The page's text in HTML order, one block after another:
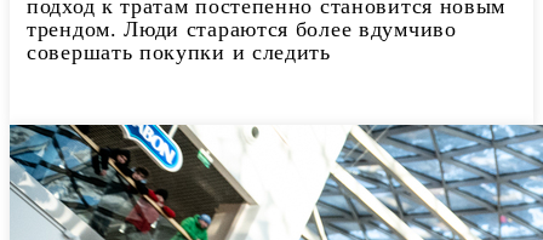
подход к тратам постепенно становится новым
трендом. Люди стараются более вдумчиво
совершать покупки и следить